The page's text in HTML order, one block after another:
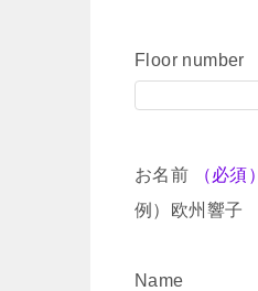
Floor number
お名前
（必須）
例）欧州響子
Name